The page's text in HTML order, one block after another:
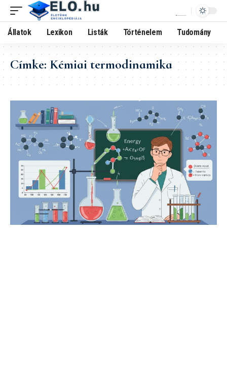
Állatok Lexikon Listák Történelem Tudomány
Címke:Kémiai termodinamika